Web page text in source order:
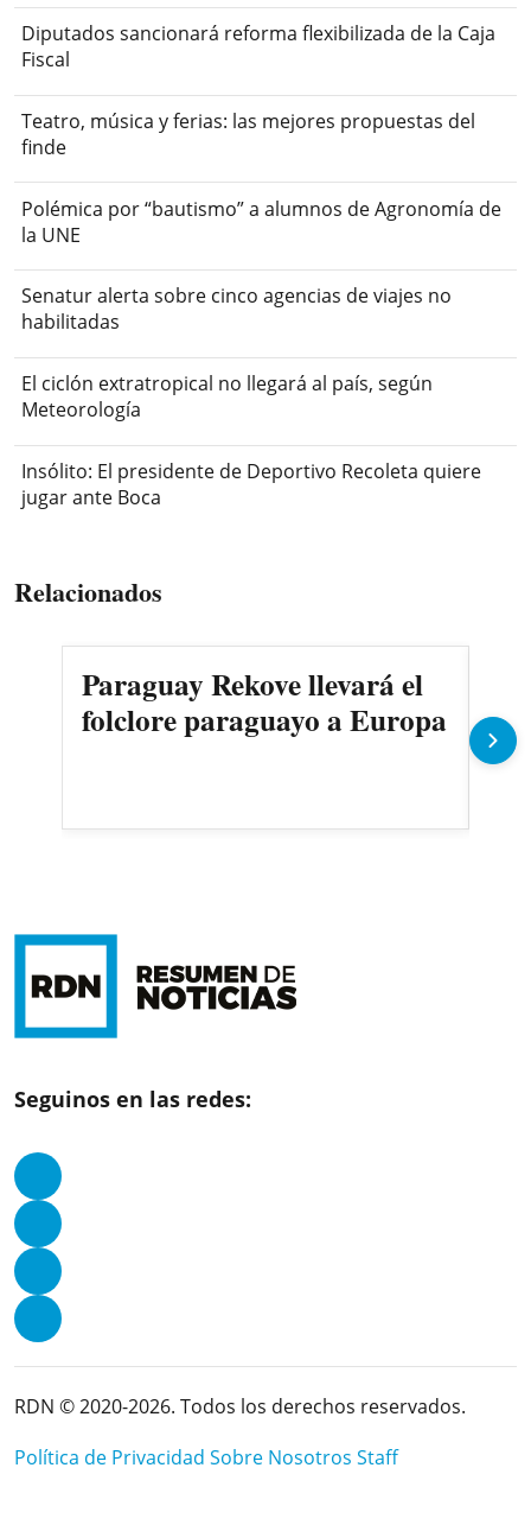
Diputados sancionará reforma flexibilizada de la Caja
Fiscal
Teatro, música y ferias: las mejores propuestas del
finde
Polémica por “bautismo” a alumnos de Agronomía de
la UNE
Senatur alerta sobre cinco agencias de viajes no
habilitadas
El ciclón extratropical no llegará al país, según
Meteorología
Insólito: El presidente de Deportivo Recoleta quiere
jugar ante Boca
Relacionados
Paraguay Rekove llevará el
folclore paraguayo a Europa
Seguinos en las redes:
RDN © 2020-2026. Todos los derechos reservados.
Política de Privacidad Sobre Nosotros Staff